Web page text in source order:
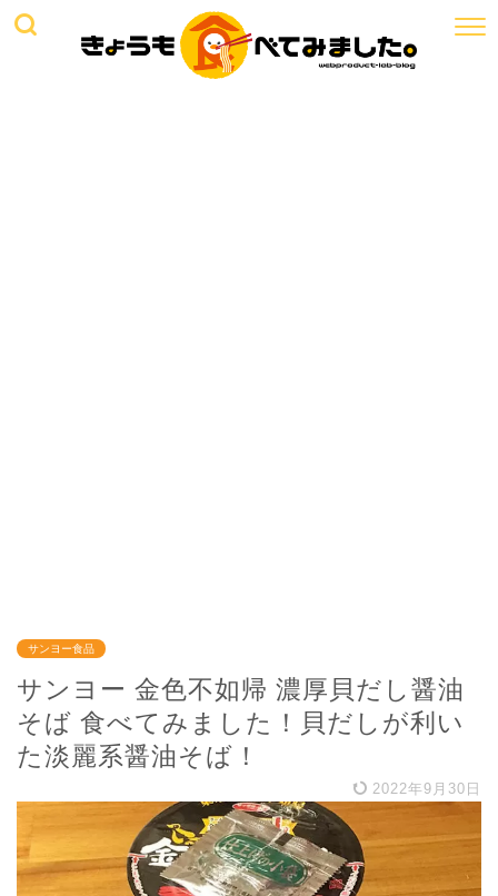
サンヨー食品
サンヨー 金色不如帰 濃厚貝だし醤油
そば 食べてみました！貝だしが利い
た淡麗系醤油そば！
2022年9月30日